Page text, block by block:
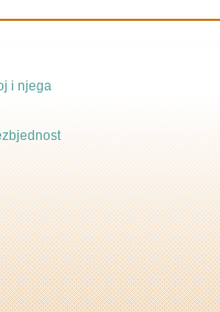
i njega